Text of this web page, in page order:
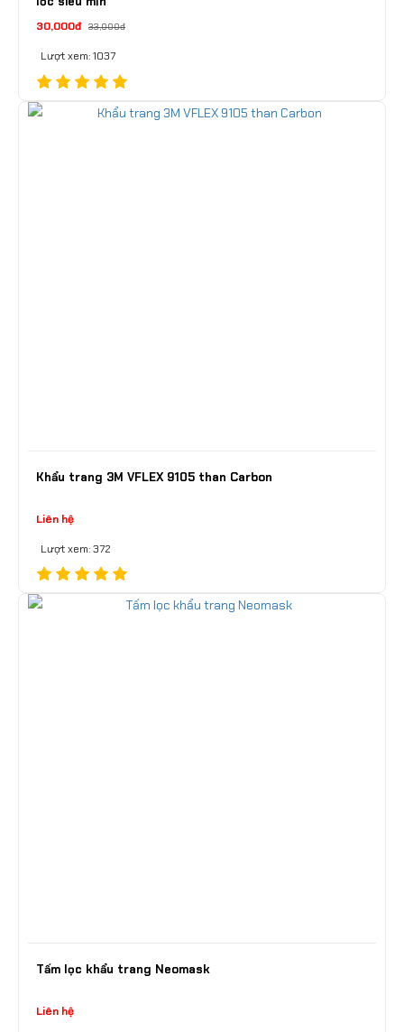
30,000đ 33,000đ
Lượt xem: 1037
Khẩu trang 3M VFLEX 9105 than Carbon
Liên hệ
Lượt xem: 372
Tấm lọc khẩu trang Neomask
Liên hệ